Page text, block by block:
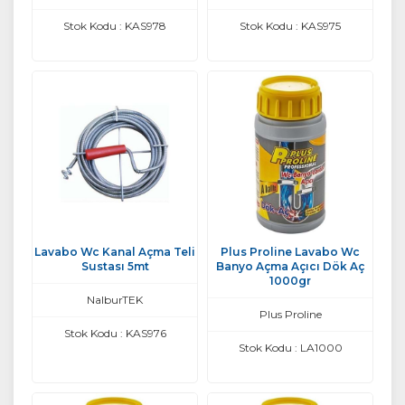
Stok Kodu : KAS978 Stok Kodu : KAS975
Lavabo Wc Kanal Açma Teli
Sustası 5mt
NalburTEK
Stok Kodu : KAS976
Plus Proline Lavabo Wc
Banyo Açma Açıcı Dök Aç
1000gr
Plus Proline
Stok Kodu : LA1000